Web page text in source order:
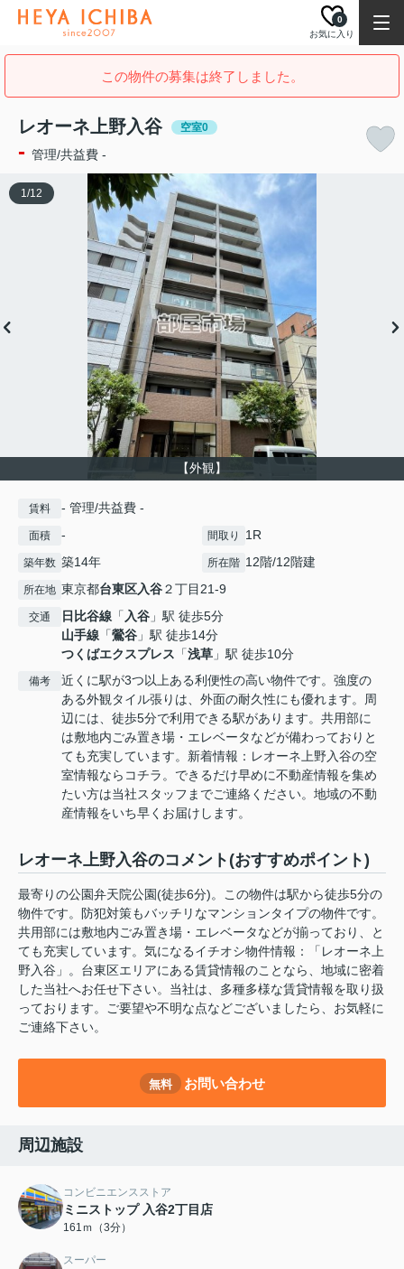
お気に入り
0
この物件の募集は終了しました。
レオーネ上野入谷 空室0
- 管理/共益費 -
【外観】
1/12
賃料 - 管理/共益費 -
面積 - 間取り 1R
築年数 築14年 所在階 12階/12階建
所在地 東京都台東区入谷２丁目21-9
交通 日比谷線 「入谷 」駅 徒歩5分
山手線 「鶯谷 」駅 徒歩14分
つくばエクスプレス 「浅草 」駅 徒歩10分
備考
近くに駅が3つ以上ある利便性の高い物件です。強度の
ある外観タイル張りは、外面の耐久性にも優れます。周
辺には、徒歩5分で利用できる駅があります。共用部に
は敷地内ごみ置き場・エレベータなどが備わっておりと
ても充実しています。新着情報：レオーネ上野入谷の空
室情報ならコチラ。できるだけ早めに不動産情報を集め
たい方は当社スタッフまでご連絡ください。地域の不動
産情報をいち早くお届けします。
レオーネ上野入谷のコメント(おすすめポイント)
最寄りの公園弁天院公園(徒歩6分)。この物件は駅から徒歩5分の
物件です。防犯対策もバッチリなマンションタイプの物件です。
共用部には敷地内ごみ置き場・エレベータなどが揃っており、と
ても充実しています。気になるイチオシ物件情報：「レオーネ上
野入谷」。台東区エリアにある賃貸情報のことなら、地域に密着
した当社へお任せ下さい。当社は、多種多様な賃貸情報を取り扱
っております。ご要望や不明な点などございましたら、お気軽に
ご連絡下さい。
無料 お問い合わせ
周辺施設
コンビニエンスストア
ミニストップ 入谷2丁目店
161ｍ（3分）
スーパー